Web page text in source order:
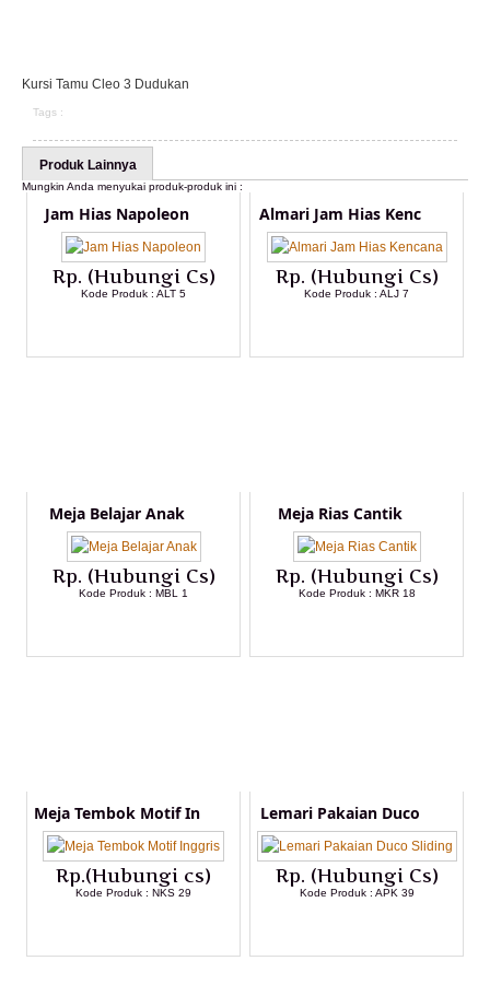
Kursi Tamu Cleo 3 Dudukan
Tags :
Produk Lainnya
Mungkin Anda menyukai produk-produk ini :
Jam Hias Napoleon
Rp. (Hubungi Cs)
Kode Produk : ALT 5
Almari Jam Hias Kenc
Rp. (Hubungi Cs)
Kode Produk : ALJ 7
Meja Belajar Anak
Rp. (Hubungi Cs)
Kode Produk : MBL 1
Meja Rias Cantik
Rp. (Hubungi Cs)
Kode Produk : MKR 18
Meja Tembok Motif In
Rp.(Hubungi cs)
Kode Produk : NKS 29
Lemari Pakaian Duco
Rp. (Hubungi Cs)
Kode Produk : APK 39